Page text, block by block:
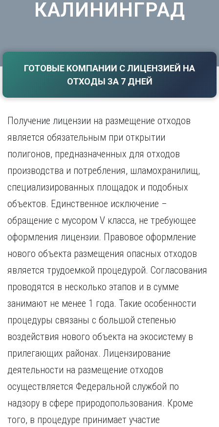
Волгоград
Екатеринбург
И
Иваново
Ижевск
К
Казань
Калининград
Кемерово
Киров
Краснодар
Красноярск
Курган
Курск
Л
Липецк
М
Мурманск
Н
Набережные Челны
Нижний Новгород
Нижний Тагил
Новокузнецк
Новосибирск
Саратов
Севастополь
Ставрополь
Т
Тамбов
Тольятти
Томск
Тула
Тюмень
У
Улан-Удэ
Ульяновск
Хабаровск
Чебоксары
Челябинск
Череповец
Ярославль
КАЛИНИНГРАД
ГОТОВЫЕ КОМПАНИИ С ЛИЦЕНЗИЕЙ НА
ОТХОДЫ ЗА 7 ДНЕЙ
Получение лицензии на размещение отходов
является обязательным при открытии
полигонов, предназначенных для отходов
производства и потребления, шламохранилищ,
специализированных площадок и подобных
объектов. Единственное исключение –
обращение с мусором V класса, не требующее
оформления лицензии. Правовое оформление
нового объекта размещения опасных отходов
является трудоемкой процедурой. Согласования
проводятся в несколько этапов и в сумме
занимают не менее 1 года. Такие особенности
процедуры связаны с большой степенью
воздействия нового объекта на экосистему в
прилегающих районах. Лицензирование
деятельности на размещение отходов
осуществляется Федеральной службой по
надзору в сфере природопользования. Кроме
того, в процедуре принимает участие